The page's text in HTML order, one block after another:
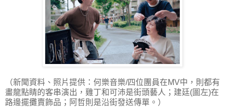
（新聞資料、照片提供：何樂音樂/四位團員在MV中，則都有
畫龍點睛的客串演出，雞丁和可沛是街頭藝人；建廷(圖左)在
路邊擺攤賣飾品；阿哲則是沿街發送傳單。）